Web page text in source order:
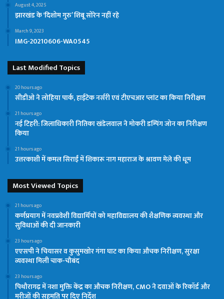
August 4, 2025
झारखंड के ‘दिशोम गुरु’ शिबू सोरेन नहीं रहे
March 9, 2023
IMG-20210606-WA0545
Last Modified Topics
20 hours ago
सीडीओ ने लोहिया पार्क, हाईटेक नर्सरी एवं टीएचआर प्लांट का किया निरीक्षण
21 hours ago
नई टिहरी: जिलाधिकारी नितिका खंडेलवाल ने मोकरी डम्पिंग जोन का निरीक्षण
किया
21 hours ago
उत्तरकाशी में कमल सिराईं में शिकारू नाग महाराज के श्रावण मेले की धूम
Most Viewed Topics
21 hours ago
कर्णप्रयाग में नवप्रवेशी विद्यार्थियों को महाविद्यालय की शैक्षणिक व्यवस्था और
सुविधाओं की दी जानकारी
23 hours ago
एएसपी ने चियासर व कुसुमखोर गंगा घाट का किया औचक निरीक्षण, सुरक्षा
व्यवस्था मिली चाक-चौबंद
23 hours ago
पिथौरागढ़ में नशा मुक्ति केंद्र का औचक निरीक्षण, CMO ने दवाओं के रिकॉर्ड और
मरीजों की सहमति पर दिए निर्देश